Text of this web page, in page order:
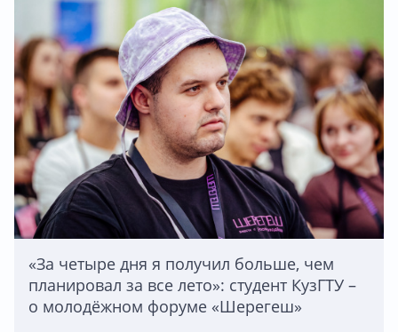
«За четыре дня я получил больше, чем
планировал за все лето»: студент КузГТУ –
о молодёжном форуме «Шерегеш»